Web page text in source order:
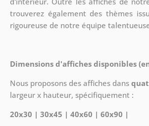
trouverez également des thèmes
rigoureuse de notre équipe
Dimensions d'affiches disponibles
Nous proposons des affiches dans
largeur x hauteur, spécifiquement :
20x30 | 30x45 | 40x60 | 60x90 |